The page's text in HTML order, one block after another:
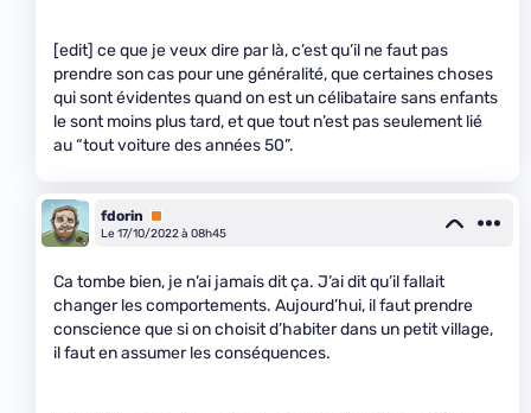
[edit] ce que je veux dire par là, c’est qu’il ne faut pas
prendre son cas pour une généralité, que certaines choses
qui sont évidentes quand on est un célibataire sans enfants
le sont moins plus tard, et que tout n’est pas seulement lié
au “tout voiture des années 50”.
fdorin
Premium
Le 17/10/2022 à 08h45
Ca tombe bien, je n’ai jamais dit ça. J’ai dit qu’il fallait
changer les comportements. Aujourd’hui, il faut prendre
conscience que si on choisit d’habiter dans un petit village,
il faut en assumer les conséquences.